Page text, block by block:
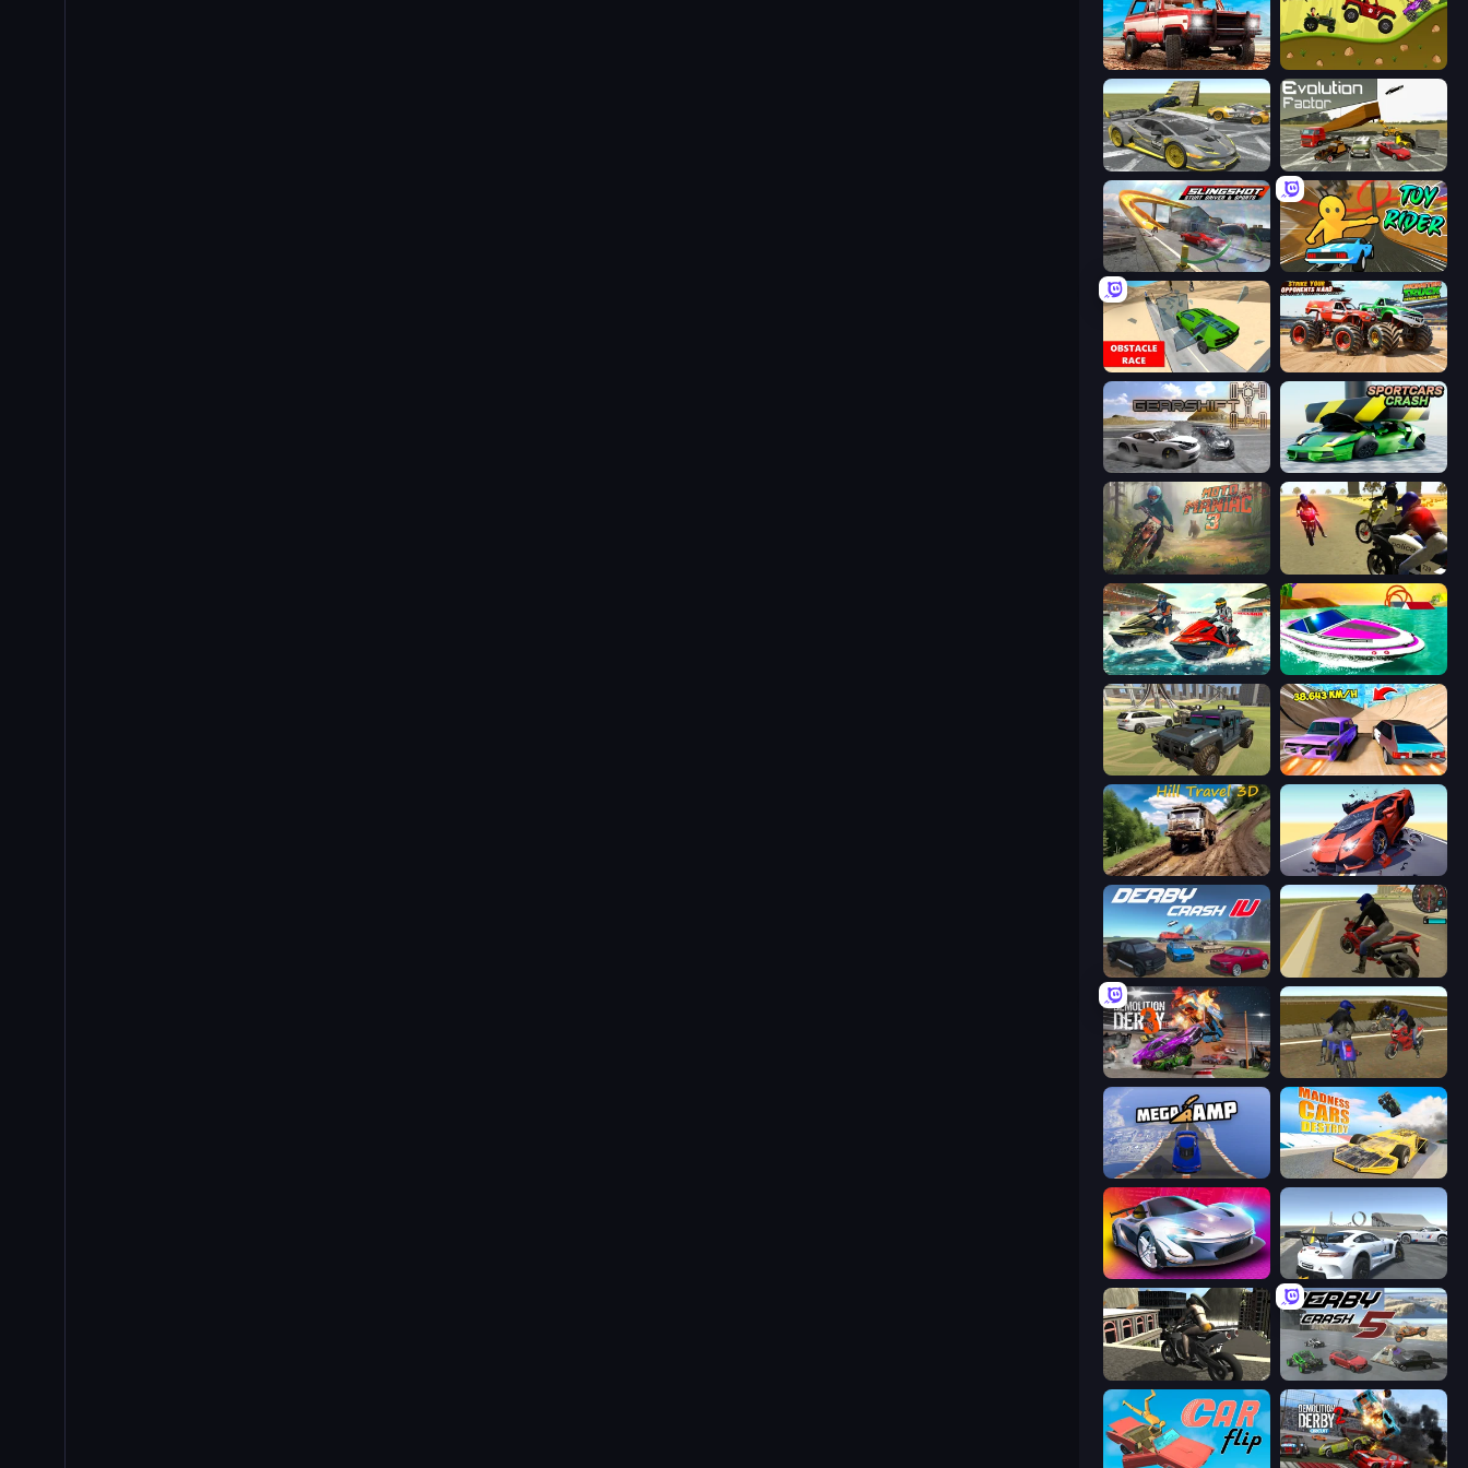
Offroad Masters Challenge Hill Racing
Wrong Way Evolution Factor
Slingshot Stunt Driver & Sport Toy Rider
Obstacle Race: Destroying Simulator! Monster Truck Demolition Derby
Gearshift One Sportcars Crash
Moto Maniac 3 3D Moto Simulator 2
Jetski Race Jet Boat Racing
4x4 Offroader Turbo Cars: Pipe Stunts
Hill Travel 3D Hyper Cars Ramp Crash
Derby Crash 4 Moto Rider 3D
Demolition Derby 3 Crazy Moto Stunts
Mega Ramp Car Stunt Madness Cars Destroy
Grand Cyber City
Stunt Mania 3D Derby Crash 5